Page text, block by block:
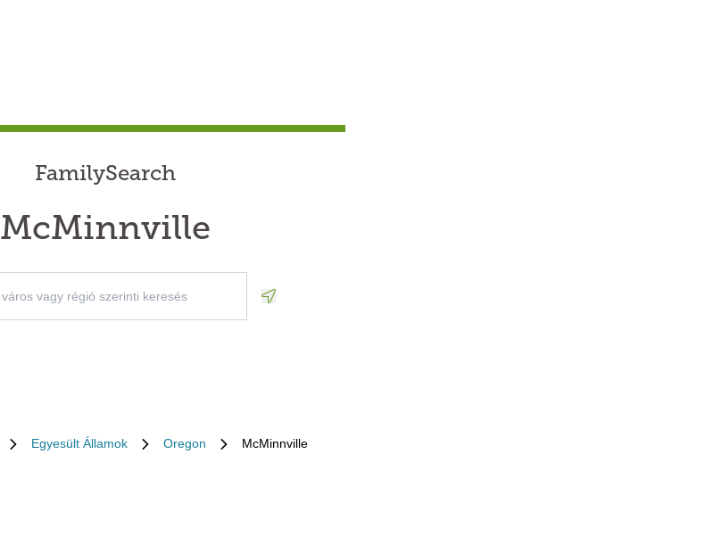
FamilySearch
McMinnville
Egyesült Államok Oregon McMinnville